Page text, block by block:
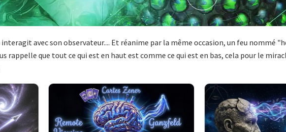
avec son observateur.... Et réanime par la même occasion, un feu
rappelle que tout ce qui est en haut est comme ce qui est en bas, cela pour le